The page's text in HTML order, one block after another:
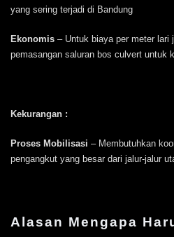
yang sering terjadi di Bandung
Ekonomis – Untuk biaya per meter lari
pemasangan saluran bos culvert untuk
Kekurangan :
Proses Mobilisasi – Membutuhkan
pengangkut yang besar dari jalur-jalur
Alasan Mengapa